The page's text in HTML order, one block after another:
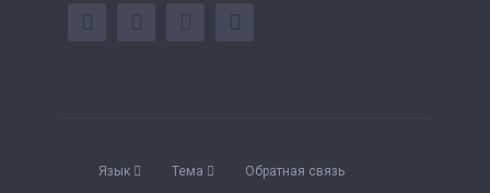
Язык Тема Обратная связь